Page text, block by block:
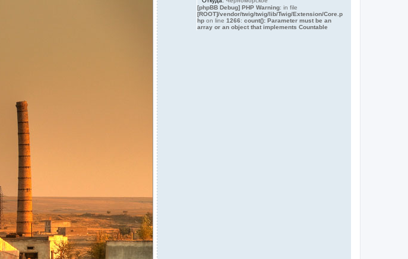
[phpBB Debug] PHP Warning: in file
[ROOT]/vendor/twig/twig/lib/Twig/Extension/Core.p
hpon line 1266: count(): Parameter must be an
array or an object that implements Countable